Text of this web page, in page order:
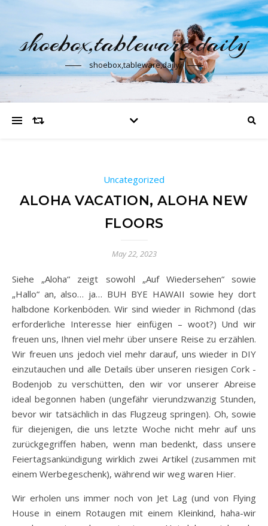
shoebox,tableware,daily
shoebox,tableware,daily
Uncategorized
ALOHA VACATION, ALOHA NEW
FLOORS
May 22, 2023
Siehe „Aloha“ zeigt sowohl „Auf Wiedersehen“ sowie
„Hallo“ an, also… ja… BUH BYE HAWAII sowie hey dort
halbdone Korkenböden. Wir sind wieder in Richmond (das
erforderliche Interesse hier einfügen – woot?) Und wir
freuen uns, Ihnen viel mehr über unsere Reise zu erzählen.
Wir freuen uns jedoch viel mehr darauf, uns wieder in DIY
einzutauchen und alle Details über unseren riesigen Cork -
Bodenjob zu verschütten, den wir vor unserer Abreise
ideal begonnen haben (ungefähr vierundzwanzig Stunden,
bevor wir tatsächlich in das Flugzeug springen). Oh, sowie
für diejenigen, die uns letzte Woche nicht mehr auf uns
zurückgegriffen haben, wenn man bedenkt, dass unsere
Feiertagsankündigung wirklich zwei Artikel (zusammen mit
einem Werbegeschenk), während wir weg waren Hier.
Wir erholen uns immer noch von Jet Lag (und von Flying
House in einem Rotaugen mit einem Kleinkind, haha-wir